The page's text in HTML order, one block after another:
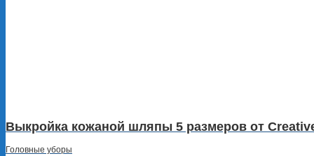
Выкройка кожаной шляпы 5 размеров от
Головные уборы